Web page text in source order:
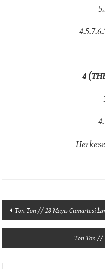
4
Yazı
dolaşımı
Ton Ton // 28 Mayıs Cumartesi
Ton Ton //